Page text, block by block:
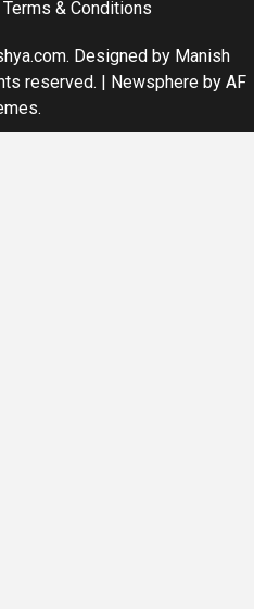
Terms & Conditions
Designed by Manish
reserved. | Newsphere by AF